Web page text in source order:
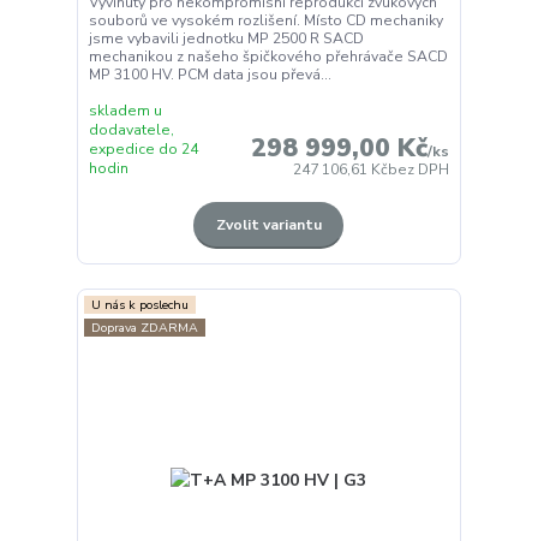
souborů ve vysokém rozlišení. Místo CD mechaniky
jsme vybavili jednotku MP 2500 R SACD
mechanikou z našeho špičkového přehrávače SACD
MP 3100 HV. PCM data jsou převá...
298 999,00 Kč/ks
247 106,61 Kčbez DPH
skladem u
dodavatele,
expedice do 24
hodin
Zvolit variantu
U nás k poslechu
Doprava ZDARMA